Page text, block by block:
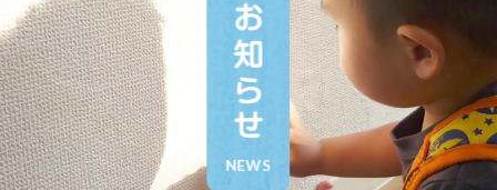
お知らせ
NEWS